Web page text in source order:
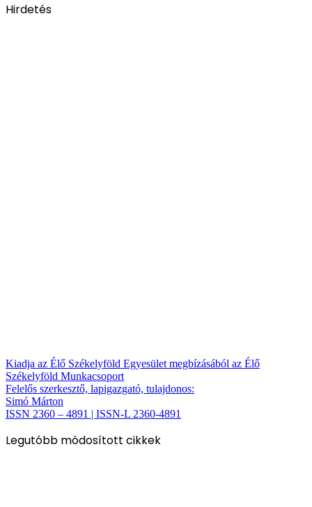
Hirdetés
Kiadja az Élő Székelyföld Egyesület megbízásából az Élő
Székelyföld Munkacsoport
Felelős szerkesztő, lapigazgató, tulajdonos:
Simó Márton
ISSN 2360 – 4891 | ISSN-L 2360-4891
Legutóbb módosított cikkek